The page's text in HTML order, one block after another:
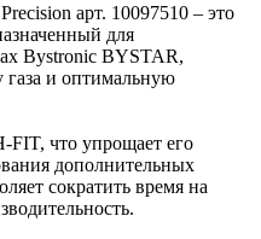
арт. 10097510 – это
для
Bystronic BYSTAR,
и оптимальную
FIT, что упрощает его
дополнительных
сократить время на